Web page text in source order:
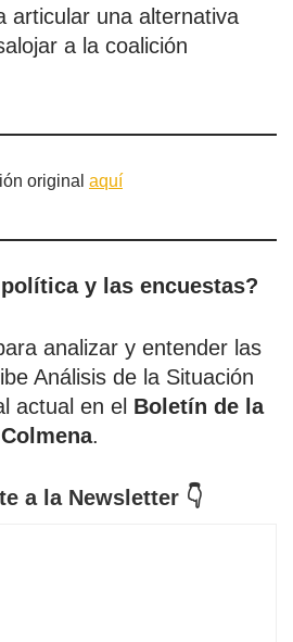
articular una alternativa
a la coalición
original aquí
y las encuestas?
analizar y entender las
Análisis de la Situación
actual en el Boletín de la
Colmena.
a la Newsletter 👇